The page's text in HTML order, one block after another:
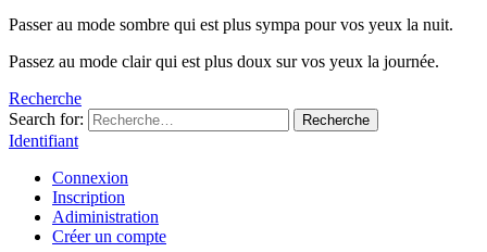
Passer au mode sombre qui est plus sympa pour vos yeux la nuit.
Passez au mode clair qui est plus doux sur vos yeux la journée.
Recherche
Search for:
Recherche
Identifiant
Connexion
Inscription
Adiministration
Créer un compte